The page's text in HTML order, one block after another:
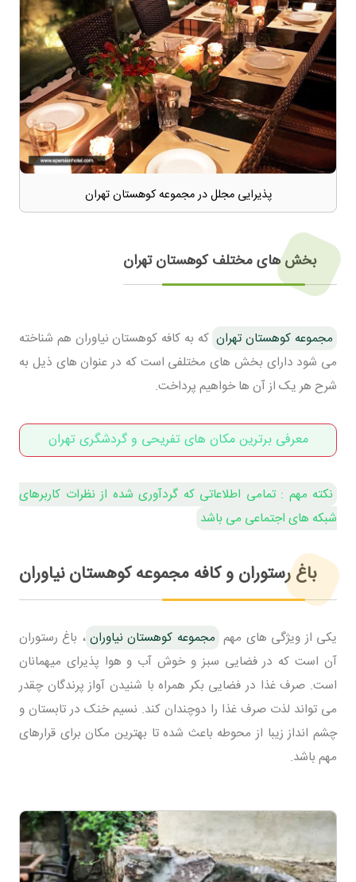
پذیرایی مجلل در مجموعه کوهستان تهران
بخش های مختلف کوهستان تهران
مجموعه کوهستان تهران که به کافه کوهستان نیاوران هم شناخته
می شود دارای بخش های مختلفی است که در عنوان های ذیل به
شرح هر یک از آن ها خواهیم پرداخت.
معرفی برترین مکان های تفریحی و گردشگری تهران
نکته مهم : تمامی اطلاعاتی که گردآوری شده از نظرات کاربرهای
شبکه های اجتماعی می باشد
باغ رستوران و کافه مجموعه کوهستان نیاوران
یکی از ویژگی های مهم مجموعه کوهستان نیاوران، باغ رستوران
آن است که در فضایی سبز و خوش آب و هوا پذیرای میهمانان
است. صرف غذا در فضایی بکر همراه با شنیدن آواز پرندگان چقدر
می تواند لذت صرف غذا را دوچندان کند. نسیم خنک در تابستان و
چشم انداز زیبا از محوطه باعث شده تا بهترین مکان برای قرارهای
مهم باشد.